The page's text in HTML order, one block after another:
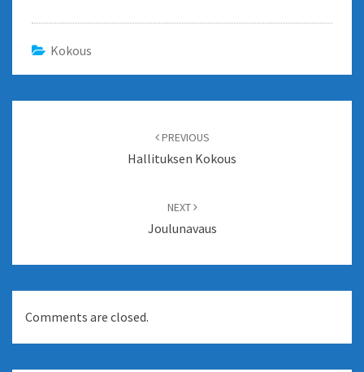
Kokous
PREVIOUS
Hallituksen Kokous
NEXT
Joulunavaus
Comments are closed.